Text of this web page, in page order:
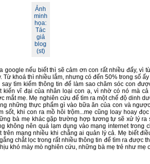
Ảnh
minh
họa:
Tác
giả
blog
(st)
google nếu biết thì sẽ cảm ơn con rất nhiều đấy, vì
Từ khoá thì nhiều lắm, nhưng có đến 50% trong số ấy
tìm kiếm thông tin để làm sao chăm sóc con
kiến vĩ đại của nhân loại con ạ, vì nhờ có nó mà cả
mắt mẹ. Mẹ nghiên cứu để tìm ra một chế độ dinh
những thực phẩm gì vào bữa ăn của con và
sốt, khi con ra mồ hôi trộm...mẹ cũng loay hoay
bà mẹ khác gặp trường hợp tương tự sẽ xử lý ra
không nên quá lạm dụng vào mạng internet trong
trên mạng nhiều khi chẳng ai quản lý cả. Mẹ biết
chắt lọc trong rất nhiều thông tin để tìm ra được
khó mày mò nghiên cứu, những bà mẹ trẻ như mẹ